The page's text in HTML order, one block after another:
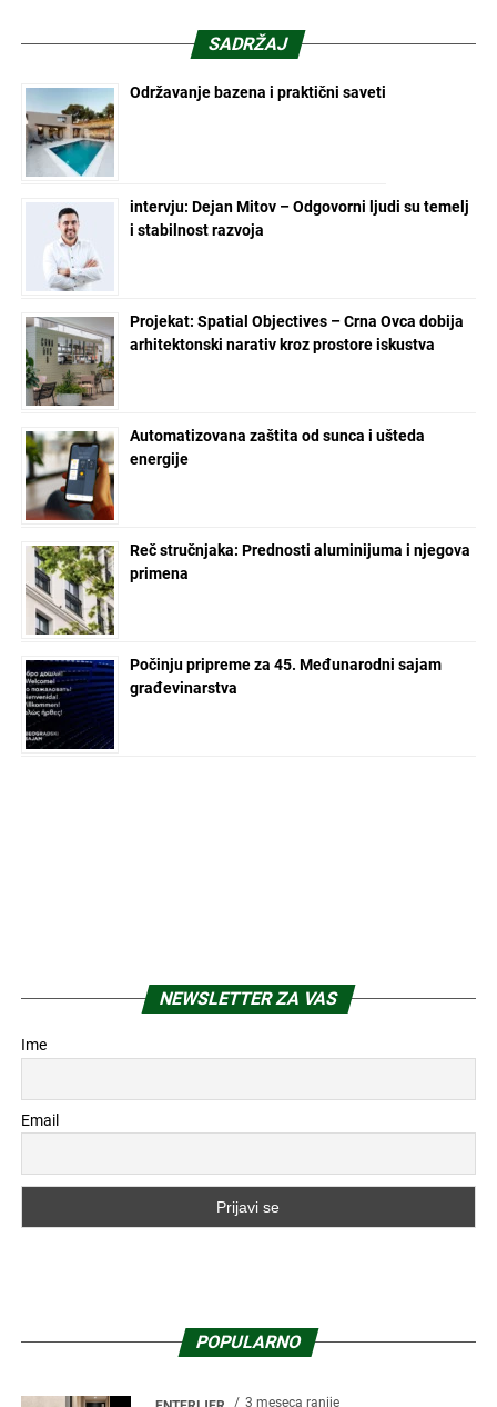
SADRŽAJ
Održavanje bazena i praktični saveti
intervju: Dejan Mitov – Odgovorni ljudi su temelj
i stabilnost razvoja
Projekat: Spatial Objectives – Crna Ovca dobija
arhitektonski narativ kroz prostore iskustva
Automatizovana zaštita od sunca i ušteda
energije
Reč stručnjaka: Prednosti aluminijuma i njegova
primena
Počinju pripreme za 45. Međunarodni sajam
građevinarstva
NEWSLETTER ZA VAS
Ime
Email
POPULARNO
3 meseca ranije